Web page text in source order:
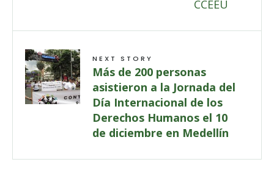
NEXT STORY
Más de 200 personas
asistieron a la Jornada del
Día Internacional de los
Derechos Humanos el 10
de diciembre en Medellín